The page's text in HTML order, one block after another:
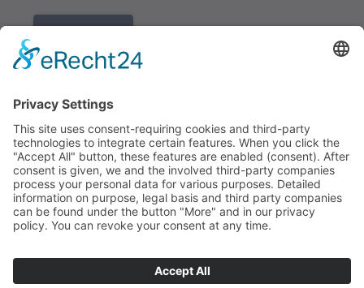
Redakce bbkult.net
Centrum Bavaria Bohemia (CeBB)
Dr. Veronika Hofinger
Freyung 1, 92539 Schönsee
Tel.:+49 (0)9674 / 92 48 78
veronika.hofinger@cebb.de